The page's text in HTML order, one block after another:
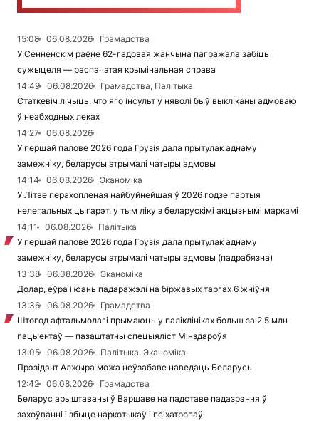
15:08 06.08.2026
Грамадства
У Сенненскім раёне 62-гадовая жанчына пагражала забіць
сужыцеля — распачатая крымінальная справа
14:49
06.08.2026
Грамадства, Палітыка
Статкевіч лічыць, что яго інсульт у няволі быў выкліканы адмоваю
ў неабходных леках
14:27
06.08.2026
У першай палове 2026 года Грузія дала прытулак аднаму
замежніку, беларусы атрымалі чатыры адмовы
14:14
06.08.2026
Эканоміка
У Літве перахопленая найбуйнейшая ў 2026 годзе партыя
нелегальных цыгарэт, у тым ліку з беларускімі акцызнымі маркамі
14:11
06.08.2026
Палітыка
У першай палове 2026 года Грузія дала прытулак аднаму
замежніку, беларусы атрымалі чатыры адмовы (падрабязна)
13:38
06.08.2026
Эканоміка
Долар, еўра і юань падаражэлі на біржавых таргах 6 жніўня
13:36
06.08.2026
Грамадства
Штогод афтальмолагі прымаюць у паліклініках больш за 2,5 млн
пацыентаў — пазаштатны спецыяліст Мінздароўя
13:05
06.08.2026
Палітыка, Эканоміка
Прэзідэнт Алжыра можа неўзабаве наведаць Беларусь
12:42
06.08.2026
Грамадства
Беларус арыштаваны ў Варшаве на падставе падазрэння ў
захоўванні і збыце наркотыкаў і псіхатропаў